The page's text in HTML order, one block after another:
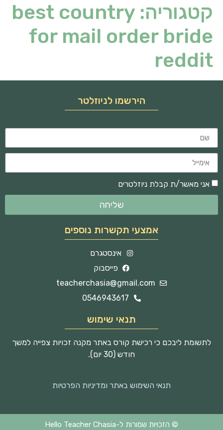
קטגוריה: best country
for mail order bride
reddit
הירשמו לניוזלטר
אני מאשר/ת קבלת ניוזלטרים
שליחה
אמצעי תקשרות נוספים
אינסטגרם
פייסבוק
teacherchasia@gmail.com
0546943617
תנאי שימוש
לתשומת ליבכם כי רכישת קורס באתר מקנה זכויות צפייה למשך
חודש (30 יום).
תנאי השימוש באתר ומדיניות הפרטיות
© הזכויות שמורות ל-Hello Teacher Chasia